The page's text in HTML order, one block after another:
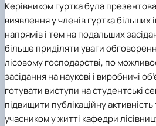
Керівником гуртка була
виявлення у членів гуртка більших
напрямів і тем на подальших
більше приділяти уваги
лісовому господарстві, по
засідання на наукові і виробничі
готувати виступи на студентські
підвищити публікаційну
учасником у житті кафедри